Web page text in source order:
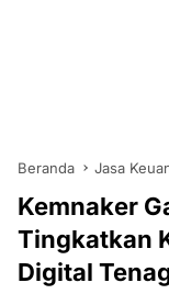
Beranda Jasa
Kemnaker
Tingkatkan
Digital